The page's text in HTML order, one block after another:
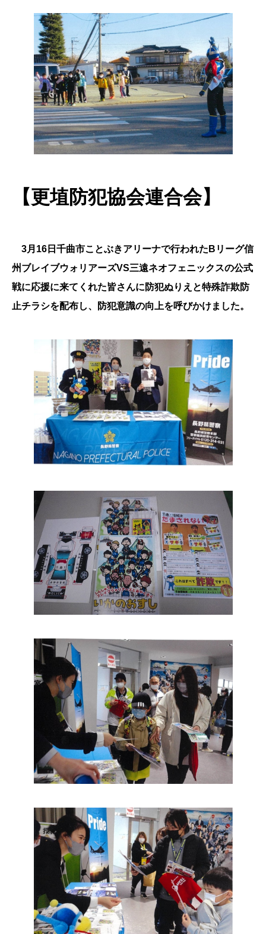
【更埴防犯協会連合会】
3月16日千曲市ことぶきアリーナで行われたBリーグ信
州ブレイブウォリアーズVS三遠ネオフェニックスの公式
戦に応援に来てくれた皆さんに防犯ぬりえと特殊詐欺防
止チラシを配布し、防犯意識の向上を呼びかけました。